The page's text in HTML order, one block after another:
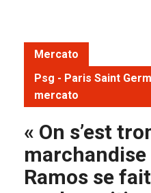
Mercato
Psg - Paris Saint
mercato
« On s’est
marchandise
Ramos se